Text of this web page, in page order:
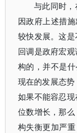
与此同时
因政府上述措
较快发展。这
回调是政府宏
构的，并不是
现在的发展态势
如果不能容忍
位数增长，那
构失衡更加严